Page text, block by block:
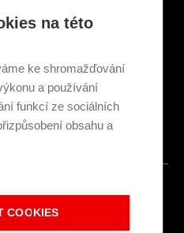
novinky
Cookies
recyklace
EU
Přihlášení
na této
ke shromažďování
a používání
funkcí ze sociálních
obsahu a
COOKIES